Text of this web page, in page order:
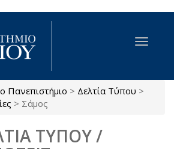
περιεχόμενο
Toggle
Πανεπιστήμιο > Δελτία Τύπου >
> Σάμος
ΤΥΠΟΥ /